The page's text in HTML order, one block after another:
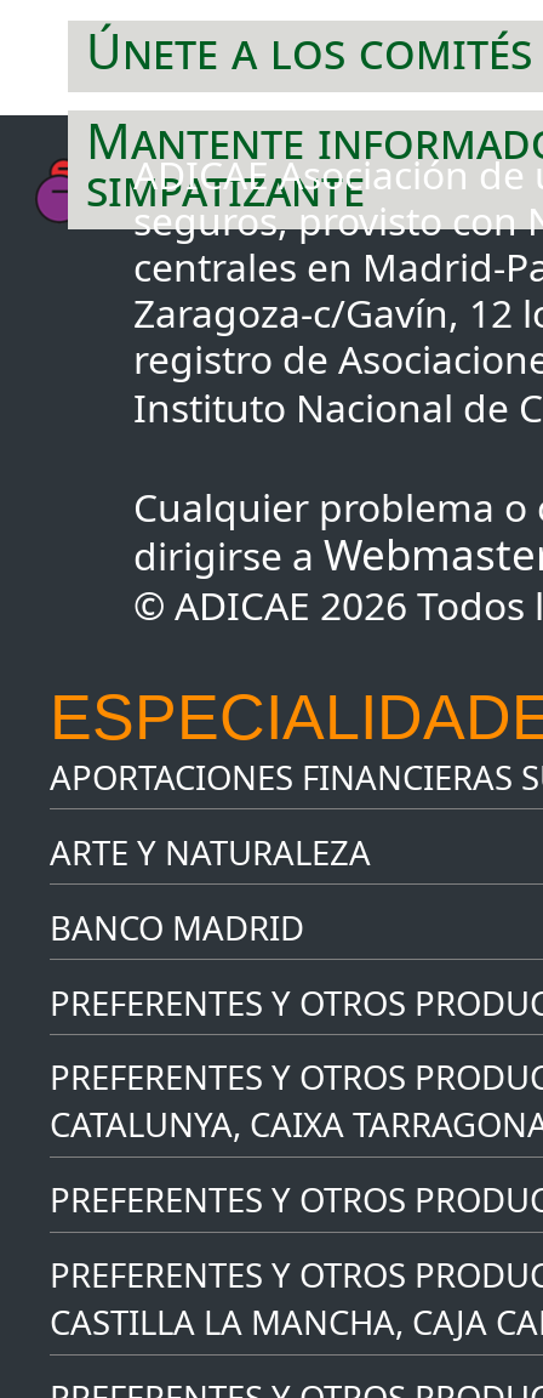
Únete a los
Mantente
simpatizante
ADICAE Asociación
seguros, provisto con
centrales en Madrid-
Zaragoza-c/Gavín, 12
registro de
Instituto Nacional de
Cualquier problema
dirigirse a
© ADICAE 2026
APORTACIONES FINANCIERAS
ARTE Y NATURALEZA
BANCO MADRID
PREFERENTES Y OTROS
PREFERENTES Y OTROS
CATALUNYA, CAIXA
PREFERENTES Y OTROS
PREFERENTES Y OTROS
CASTILLA LA MANCHA, CAJA